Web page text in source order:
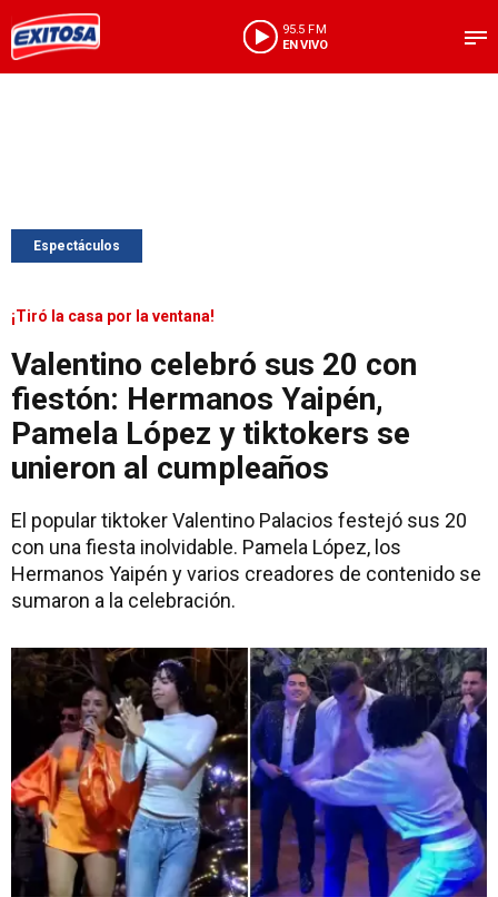
95.5 FM
EN VIVO
Espectáculos
¡Tiró la casa por la ventana!
Valentino celebró sus 20 con
fiestón: Hermanos Yaipén,
Pamela López y tiktokers se
unieron al cumpleaños
El popular tiktoker Valentino Palacios festejó sus 20
con una fiesta inolvidable. Pamela López, los
Hermanos Yaipén y varios creadores de contenido se
sumaron a la celebración.